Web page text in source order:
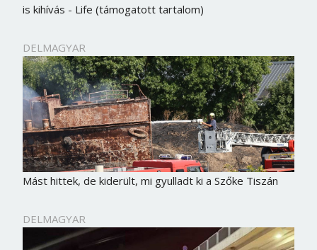
is kihívás - Life (támogatott tartalom)
DELMAGYAR
Mást hittek, de kiderült, mi gyulladt ki a Szőke Tiszán
DELMAGYAR